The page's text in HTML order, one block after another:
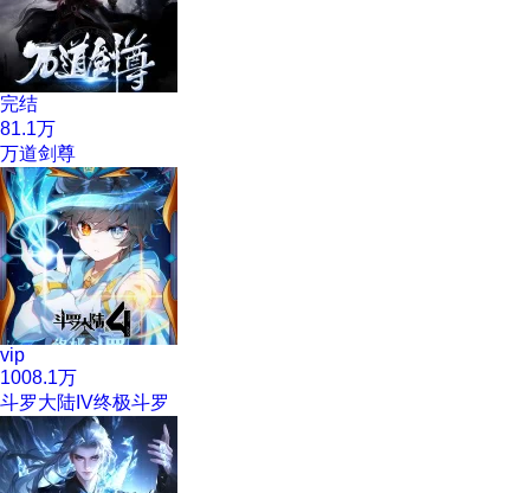
完结
81.1万
万道剑尊
vip
1008.1万
斗罗大陆IV终极斗罗